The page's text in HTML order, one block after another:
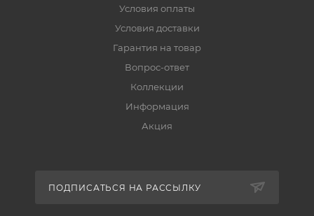
Условия оплаты
Условия доставки
Гарантия на товар
Вопрос-ответ
Коллекции
Информация
Акция
ПОДПИСАТЬСЯ НА РАССЫЛКУ